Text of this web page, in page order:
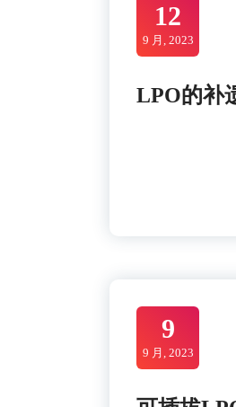
12
9 月, 2023
LPO的补
9
9 月, 2023